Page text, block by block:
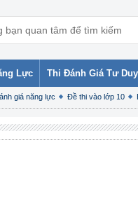
Lực Thi Đánh Giá Tư Duy
giá năng lực Đề thi vào lớp 10